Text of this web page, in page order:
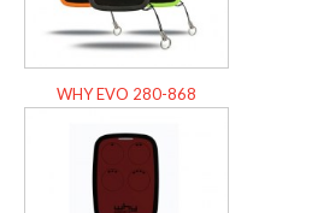
WHY EVO 280-868